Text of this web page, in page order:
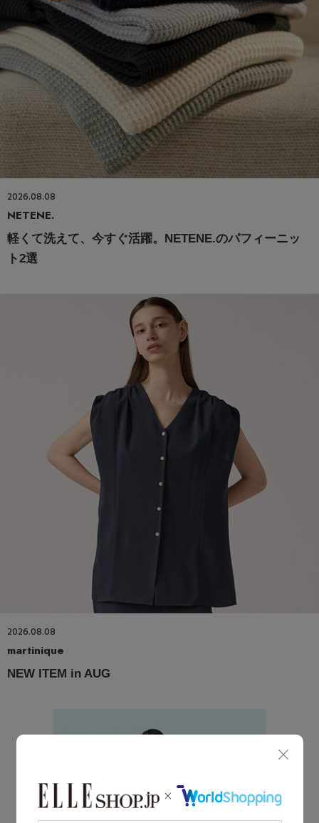
2026.08.08
NETENE.
軽くて洗えて、今すぐ活躍。NETENE.のパフィーニッ
ト2選
2026.08.08
martinique
NEW ITEM in AUG